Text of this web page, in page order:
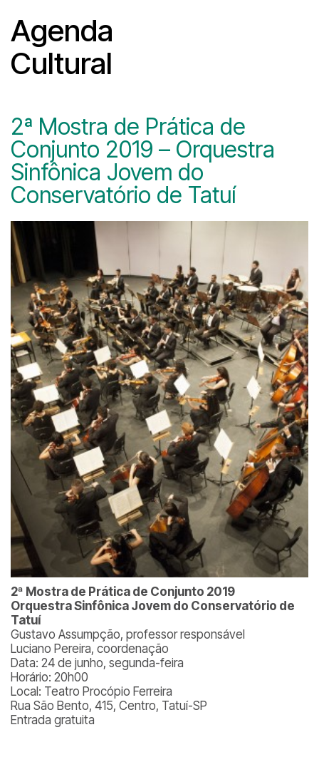
Agenda
Cultural
2ª Mostra de Prática de
Conjunto 2019 – Orquestra
Sinfônica Jovem do
Conservatório de Tatuí
2ª Mostra de Prática de Conjunto 2019
Orquestra Sinfônica Jovem do Conservatório de
Tatuí
Gustavo Assumpção, professor responsável
Luciano Pereira, coordenação
Data: 24 de junho, segunda-feira
Horário: 20h00
Local: Teatro Procópio Ferreira
Rua São Bento, 415, Centro, Tatuí-SP
Entrada gratuita